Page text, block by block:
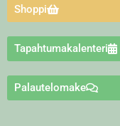
Shoppi
Tapahtumakalenteri
Palautelomake